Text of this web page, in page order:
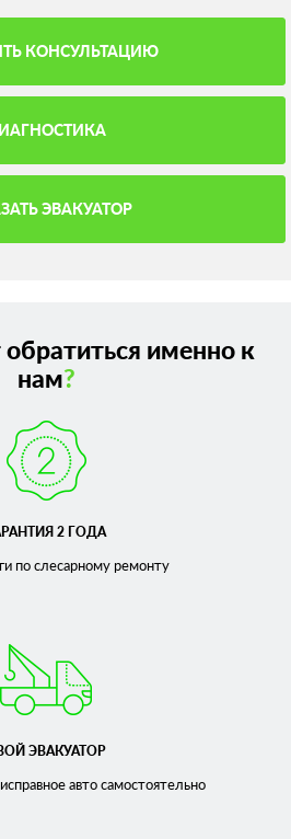
КОНСУЛЬТАЦИЮ
ЭВАКУАТОР
именно к
нам?
2 ГОДА
по слесарномуремонту
ЭВАКУАТОР
авто самостоятельно